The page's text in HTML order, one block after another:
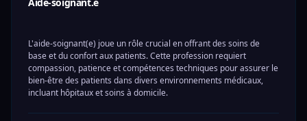
L'aide-soignant(e) joue un rôle crucial en offrant des soins de
base et du confort aux patients. Cette profession requiert
compassion, patience et compétences techniques pour assurer le
bien-être des patients dans divers environnements médicaux,
incluant hôpitaux et soins à domicile.